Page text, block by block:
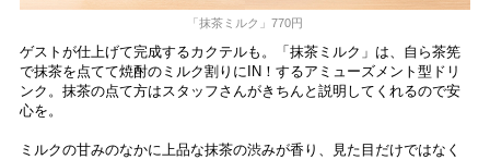
「抹茶ミルク」770円
ゲストが仕上げて完成するカクテルも。「抹茶ミルク」は、自ら茶筅
で抹茶を点てて焼酎のミルク割りにIN！するアミューズメント型ドリ
ンク。抹茶の点て方はスタッフさんがきちんと説明してくれるので安
心を。
ミルクの甘みのなかに上品な抹茶の渋みが香り、見た目だけではなく